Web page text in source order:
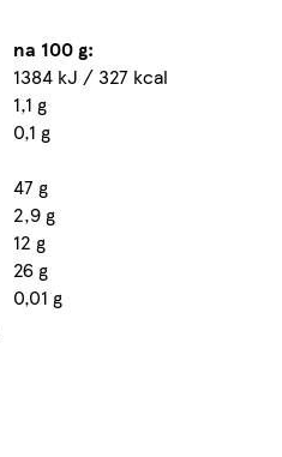
na 100 g:
1384 kJ / 327 kcal
1,1 g
0,1 g
47 g
2,9 g
12 g
26 g
0,01 g